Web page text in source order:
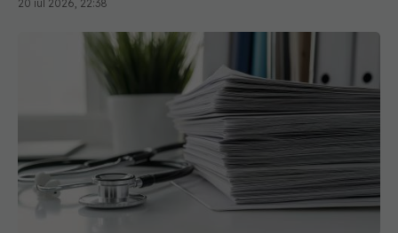
Mii de angajați din Sănătate ar putea primi salarii